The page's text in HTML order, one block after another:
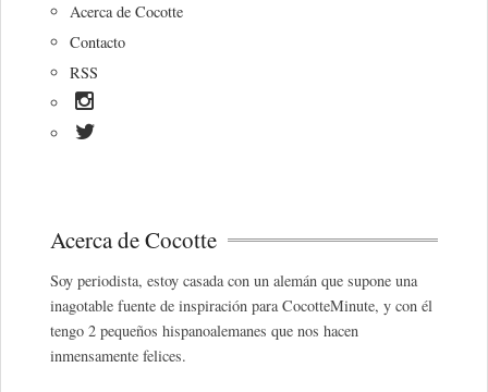
Acerca de Cocotte
Contacto
RSS
Acerca de Cocotte
Soy periodista, estoy casada con un alemán que supone una
inagotable fuente de inspiración para CocotteMinute, y con él
tengo 2 pequeños hispanoalemanes que nos hacen
inmensamente felices.